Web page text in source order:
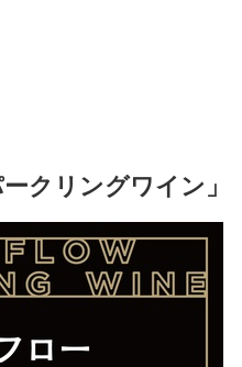
クリングワイン」